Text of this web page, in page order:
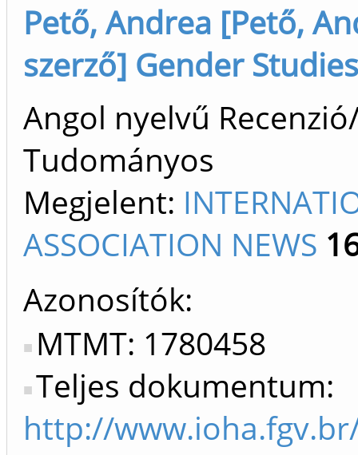
Pető, Andrea [Pető,
szerző] Gender
Angol nyelvű
Tudományos
Megjelent:
ASSOCIATION NEWS
Azonosítók
MTMT: 1780458
Teljes dokumentum:
http://